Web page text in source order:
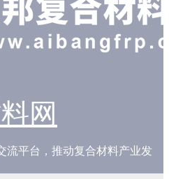
网
流平台，推动复合材料产业发